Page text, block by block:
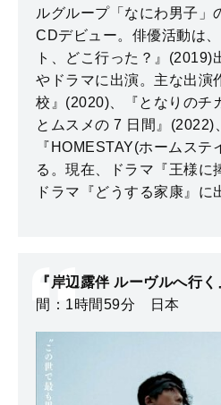
ルグループ「なにわ男子」
CDデビュー。俳優活動は
ト、どこ行った？』(2019)
やドラマに出演。主な出演
校』(2020)、『となりのチ
とムスメの 7 日間』(2022)
『HOMESTAY(ホームス
る。現在、ドラマ『王様に
ドラマ『どうする家康』に
『岸辺露伴 ルーヴルへ行く
間：1時間59分 日本